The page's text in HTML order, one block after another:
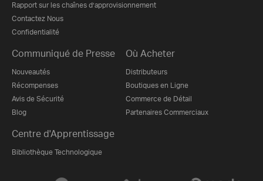
Rapport sur les chaînes d’approvisionnement
Contactez Nous
Confidentialité
Communiqué de Presse
Nouveautés
Récompenses
Avis de Sécurité
Blog
Où Acheter
Distributeurs
Boutiques en Ligne
Commerce de Détail
Partenaires Commerciaux
Centre d'Apprentissage
Bibliothèque Technologique